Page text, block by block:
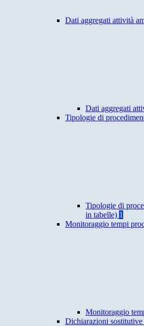
Dati aggregati attività
Dati aggregati
Tipologie di
Tipologie di
in tabelle) 1
Monitoraggio tempi
Monitoraggio
Dichiarazioni